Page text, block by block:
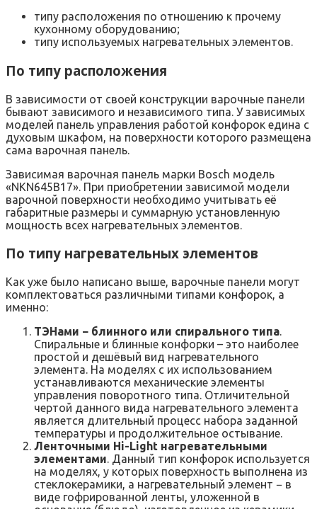
типу расположения по отношению к прочему
кухонному оборудованию;
типу используемых нагревательных элементов.
По типу расположения
В зависимости от своей конструкции варочные панели
бывают зависимого и независимого типа. У зависимых
моделей панель управления работой конфорок едина с
духовым шкафом, на поверхности которого размещена
сама варочная панель.
Зависимая варочная панель марки Bosch модель
«NKN645B17». При приобретении зависимой модели
варочной поверхности необходимо учитывать её
габаритные размеры и суммарную установленную
мощность всех нагревательных элементов.
По типу нагревательных элементов
Как уже было написано выше, варочные панели могут
комплектоваться различными типами конфорок, а
именно:
ТЭНами − блинного или спирального типа.
Спиральные и блинные конфорки – это наиболее
простой и дешёвый вид нагревательного
элемента. На моделях с их использованием
устанавливаются механические элементы
управления поворотного типа. Отличительной
чертой данного вида нагревательного элемента
является длительный процесс набора заданной
температуры и продолжительное остывание.
Ленточными Hi-Light нагревательными
элементами. Данный тип конфорок используется
на моделях, у которых поверхность выполнена из
стеклокерамики, а нагревательный элемент − в
виде гофрированной ленты, уложенной в